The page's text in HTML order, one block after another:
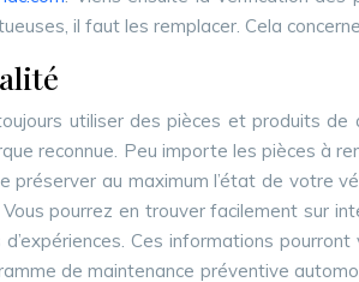
il faut les remplacer. Cela
utiliser des pièces et produits
reconnue. Peu importe les pièces à
au maximum l’état de votre
pourrez en trouver facilement sur
Ces informations
de maintenance préventive